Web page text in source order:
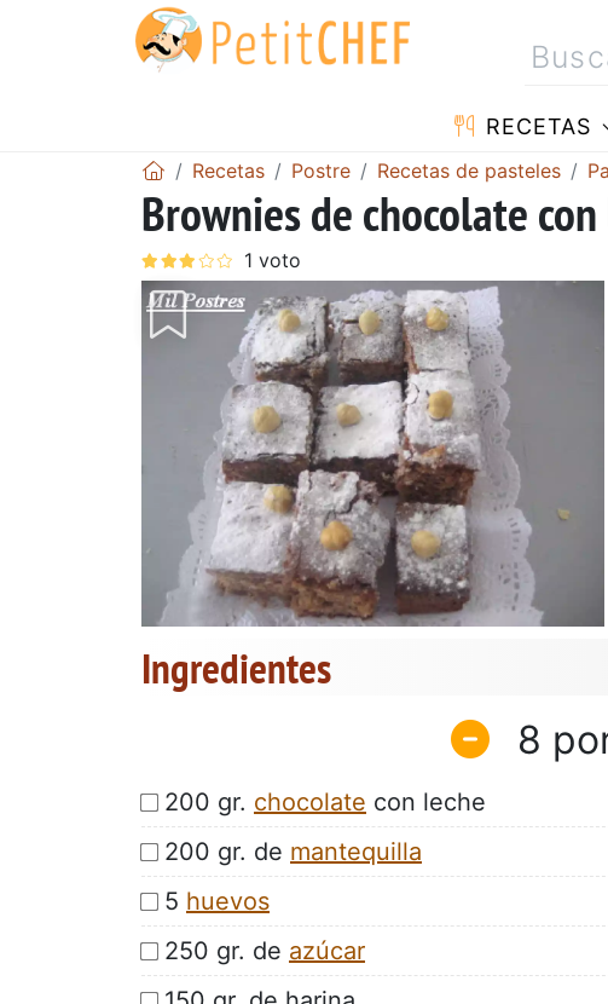
RECETAS
Recetas Postre Recetas de pasteles
Brownies de chocolate
Ingredientes
8
200 gr. chocolate con leche
200 gr. de mantequilla
5 huevos
250 gr. de azúcar